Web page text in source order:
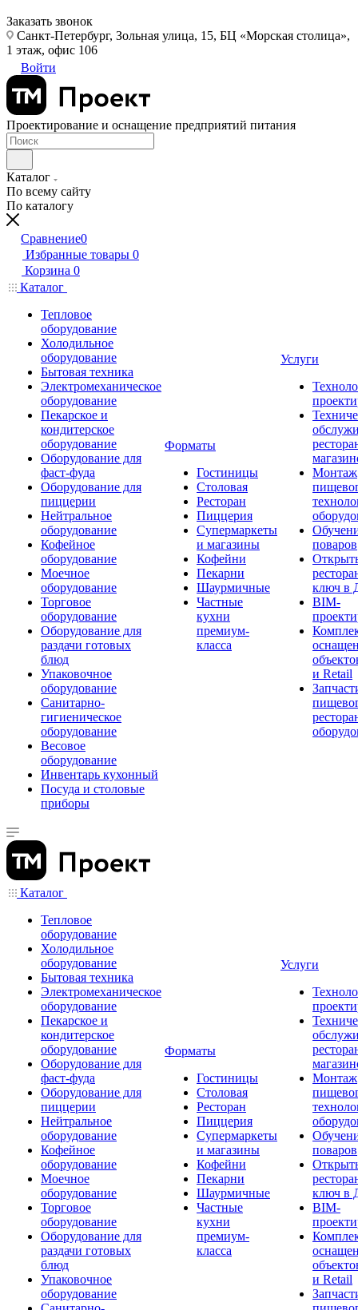
Заказать звонок
Санкт-Петербург, Зольная улица, 15, БЦ «Морская столица»,
1 этаж, офис 106
Войти
Проектирование и оснащение предприятий питания
Каталог
По всему сайту
По каталогу
Сравнение0
Избранные товары 0
Корзина 0
Каталог
Тепловое
оборудование
Холодильное
оборудование
Бытовая техника
Электромеханическое
оборудование
Пекарское и
кондитерское
оборудование
Оборудование для
фаст-фуда
Оборудование для
пиццерии
Нейтральное
оборудование
Кофейное
оборудование
Моечное
оборудование
Торговое
оборудование
Оборудование для
раздачи готовых
блюд
Упаковочное
оборудование
Санитарно-
гигиеническое
оборудование
Весовое
оборудование
Инвентарь кухонный
Посуда и столовые
приборы
Форматы
Гостиницы
Столовая
Ресторан
Пиццерия
Супермаркеты
и магазины
Кофейни
Пекарни
Шаурмичные
Частные
кухни
премиум-
класса
Услуги
Монтаж
поваров
ключ в
BIM-
и Retail
Каталог
Тепловое
оборудование
Холодильное
оборудование
Бытовая техника
Электромеханическое
оборудование
Пекарское и
кондитерское
оборудование
Оборудование для
фаст-фуда
Оборудование для
пиццерии
Нейтральное
оборудование
Кофейное
оборудование
Моечное
оборудование
Торговое
оборудование
Оборудование для
раздачи готовых
блюд
Упаковочное
оборудование
Форматы
Гостиницы
Столовая
Ресторан
Пиццерия
Супермаркеты
и магазины
Кофейни
Пекарни
Шаурмичные
Частные
кухни
премиум-
класса
Услуги
Монтаж
поваров
ключ в
BIM-
и Retail